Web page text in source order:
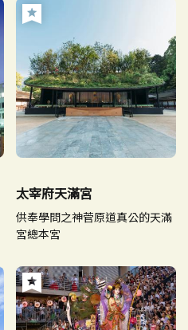
太宰府天滿宮
供奉學問之神菅原道真公的天滿
宮總本宮